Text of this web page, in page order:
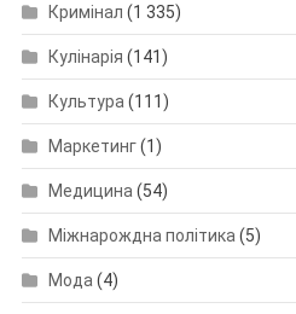
Кримінал (1 335)
Кулінарія (141)
Культура (111)
Маркетинг(1)
Медицина (54)
Міжнарождна політика (5)
Мода (4)